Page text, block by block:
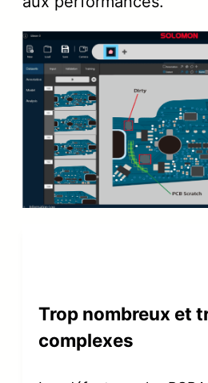
Trop nombreux et
complexes